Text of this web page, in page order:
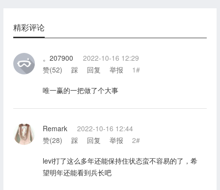
精彩评论
。207900
2022-10-16 12:29
赞(52) 踩 回复 举报 1#
唯一赢的一把做了个大事
Remark
2022-10-16 12:44
赞(28) 踩 回复 举报 2#
levi打了这么多年还能保持住状态蛮不容易的了，希
望明年还能看到兵长吧